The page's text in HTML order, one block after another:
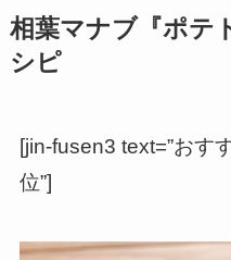
相葉マナブ『ポテ
シピ
[jin-fusen3 text=”おす
位”]